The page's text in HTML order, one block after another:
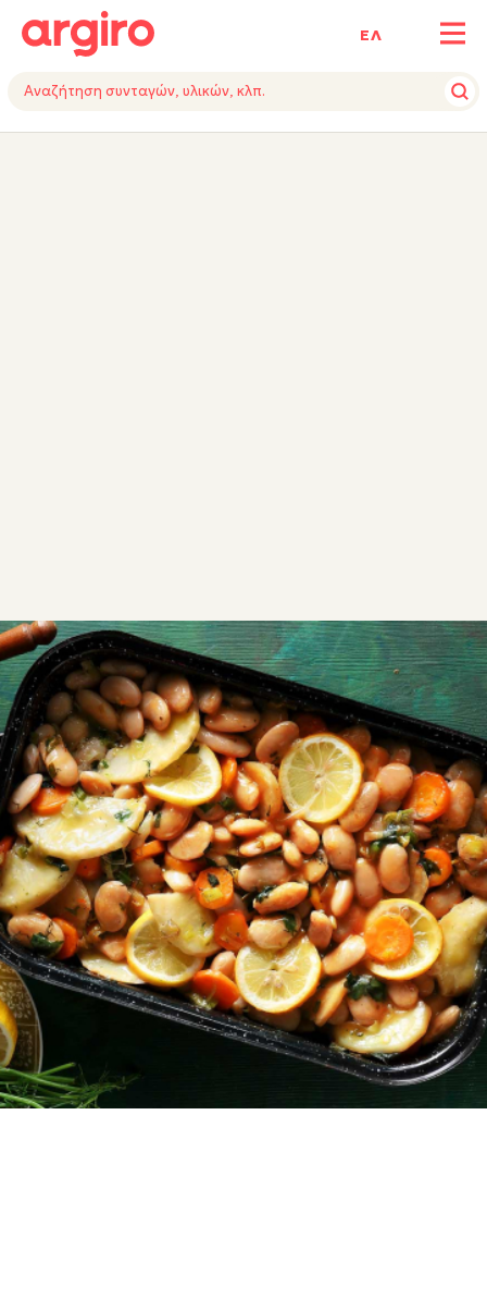
ΕΛ
ΥΛΙΚΑΕΚΤΕΛΕΣΗΕΞΟΠΛΙΣΜΟΣ
ΣΥΝΤΑΓΕΣ ΑΛΜΥΡΑ ΟΣΠΡΙΑ
Γίγαντες λεμονάτοι
Γίγαντες λεμονάτοι στον φούρνο με μπακαλιάρο,
λαχανικά, μυρωδικά και λεμόνι. Παραδοσιακή
ελληνική συνταγή, ζουμερή και αρωματική.
GF
Εύκολη 1:30
5 30 λεπτά